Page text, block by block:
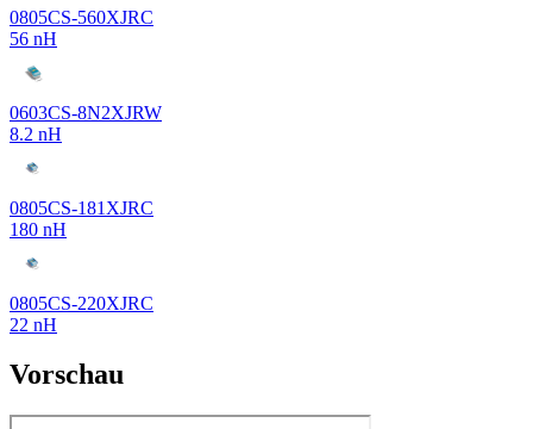
0805CS-560XJRC
56 nH
0603CS-8N2XJRW
8.2 nH
0805CS-181XJRC
180 nH
0805CS-220XJRC
22 nH
Vorschau